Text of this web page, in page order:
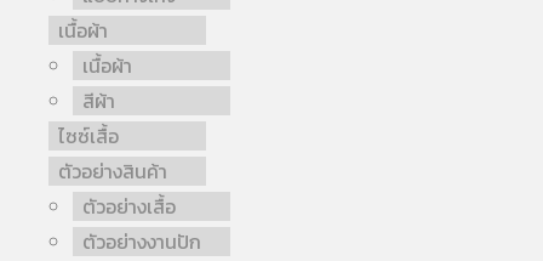
เนื้อผ้า
เนื้อผ้า
สีผ้า
ไซซ์เสื้อ
ตัวอย่างสินค้า
ตัวอย่างเสื้อ
ตัวอย่างงานปัก